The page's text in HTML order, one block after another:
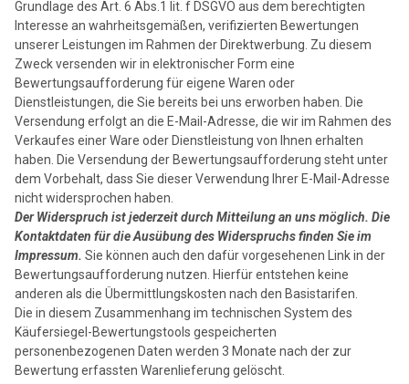
Grundlage des Art. 6 Abs.1 lit. f DSGVO aus dem berechtigten
Interesse an wahrheitsgemäßen, verifizierten Bewertungen
unserer Leistungen im Rahmen der Direktwerbung. Zu diesem
Zweck versenden wir in elektronischer Form eine
Bewertungsaufforderung für eigene Waren oder
Dienstleistungen, die Sie bereits bei uns erworben haben. Die
Versendung erfolgt an die E-Mail-Adresse, die wir im Rahmen des
Verkaufes einer Ware oder Dienstleistung von Ihnen erhalten
haben. Die Versendung der Bewertungsaufforderung steht unter
dem Vorbehalt, dass Sie dieser Verwendung Ihrer E-Mail-Adresse
nicht widersprochen haben.
Der Widerspruch ist jederzeit durch Mitteilung an uns möglich. Die
Kontaktdaten für die Ausübung des Widerspruchs finden Sie im
Impressum. Sie können auch den dafür vorgesehenen Link in der
Bewertungsaufforderung nutzen. Hierfür entstehen keine
anderen als die Übermittlungskosten nach den Basistarifen.
Die in diesem Zusammenhang im technischen System des
Käufersiegel-Bewertungstools gespeicherten
personenbezogenen Daten werden 3 Monate nach der zur
Bewertung erfassten Warenlieferung gelöscht.